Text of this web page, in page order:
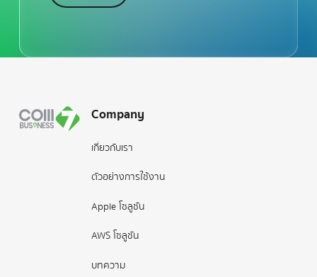
Company
เกี่ยวกับเรา
ตัวอย่างการใช้งาน
Apple โซลูชัน
AWS โซลูชัน
บทความ